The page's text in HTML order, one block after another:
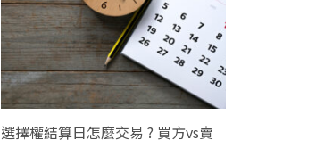
選擇權結算日怎麼交易 ? 買方vs賣